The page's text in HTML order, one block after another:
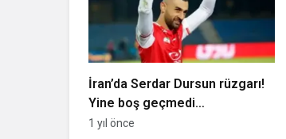
İran’da Serdar Dursun rüzgarı!
Yine boş geçmedi…
1 yıl önce